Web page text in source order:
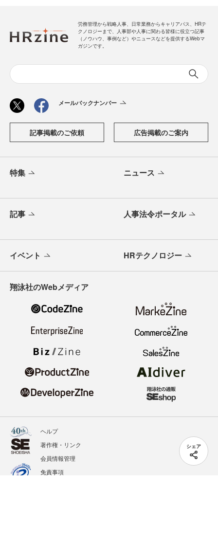
シェア
労務管理から戦略人事、日常業務からキャリアパス、HRテ
クノロジーまで、人事部や人事に関わる皆様に役立つ記事
（ノウハウ、事例など）やニュースなどを提供するWebマ
ガジンです。
メールバックナンバー
記事掲載のご依頼 広告掲載のご案内
特集 ニュース
記事 人事法令ポータル
イベント HRテクノロジー
翔泳社のWebメディア
ヘルプ
著作権・リンク
会員情報管理
免責事項